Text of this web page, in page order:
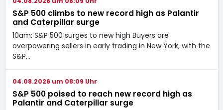
S&P 500 climbs to new record high as Palantir
and Caterpillar surge
10am: S&P 500 surges to new high Buyers are
overpowering sellers in early trading in New York, with the
S&P…
04.08.2026 um 08:09 Uhr
S&P 500 poised to reach new record high as
Palantir and Caterpillar surge